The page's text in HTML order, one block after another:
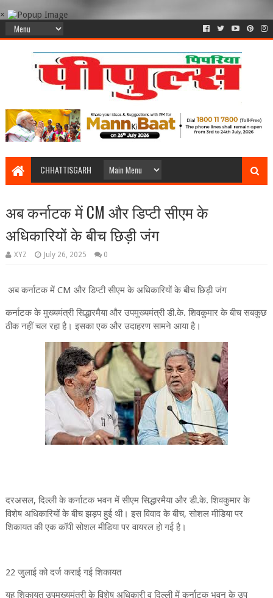
×
CHHATTISGARH
अब कर्नाटक में CM और डिप्टी सीएम के
अधिकारियों के बीच छिड़ी जंग
XYZ July 26, 2025 0
अब कर्नाटक में CM और डिप्टी सीएम के अधिकारियों के बीच छिड़ी जंग
कर्नाटक के मुख्यमंत्री सिद्धारमैया और उपमुख्यमंत्री डी.के. शिवकुमार के बीच सबकुछ
ठीक नहीं चल रहा है। इसका एक और उदाहरण सामने आया है।
दरअसल, दिल्ली के कर्नाटक भवन में सीएम सिद्धारमैया और डी.के. शिवकुमार के
विशेष अधिकारियों के बीच झड़प हुई थी। इस विवाद के बीच, सोशल मीडिया पर
शिकायत की एक कॉपी सोशल मीडिया पर वायरल हो गई है।
22 जुलाई को दर्ज कराई गई शिकायत
यह शिकायत उपमुख्यमंत्री के विशेष अधिकारी व दिल्ली में कर्नाटक भवन के उप